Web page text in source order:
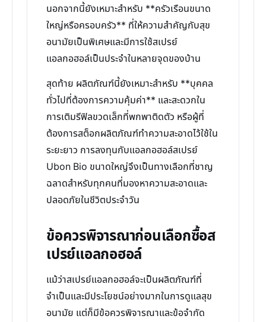
นอกจากนี้ยังเหมาะสำหรับ **ครัวเรือนขนาด
ใหญ่หรือครอบครัว** ที่ให้ความสำคัญกับสุข
อนามัยเป็นพิเศษและมีการใช้สเปรย์
แอลกอฮอล์เป็นประจำในหลายจุดของบ้าน
สุดท้าย ผลิตภัณฑ์นี้ยังเหมาะสำหรับ **บุคคล
ทั่วไปที่ต้องการความคุ้มค่า** และสะดวกใน
การเติมรีฟิลขวดเล็กที่พกพาติดตัว หรือผู้ที่
ต้องการสต็อกผลิตภัณฑ์ทำความสะอาดไว้ใช้ใน
ระยะยาว การลงทุนกับแอลกอฮอล์สเปรย์
Ubon Bio ขนาดใหญ่จึงเป็นทางเลือกที่ชาญ
ฉลาดสำหรับทุกคนที่มองหาความสะอาดและ
ปลอดภัยในชีวิตประจำวัน
ข้อควรพิจารณาก่อนเลือกซื้อส
เปรย์แอลกอฮอล์
แม้ว่าสเปรย์แอลกอฮอล์จะเป็นผลิตภัณฑ์ที่
จำเป็นและมีประโยชน์อย่างมากในการดูแลสุข
อนามัย แต่ก็มีข้อควรพิจารณาและข้อจำกัด